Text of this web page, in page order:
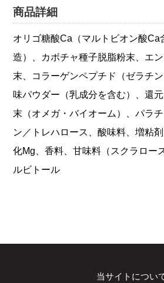
商品詳細
オリゴ糖酸Ca（マルトビオン酸Ca
造）、カボチャ種子脱脂粉末、エ
末、コラーゲンペプチド（ゼラチ
味パウダー（乳成分を含む）、還
末（オメガ・バイオーム）、パラ
ン／トレハロース、酸味料、増粘
化Mg、香料、甘味料（スクラロー
ルビトール
当サイトについ